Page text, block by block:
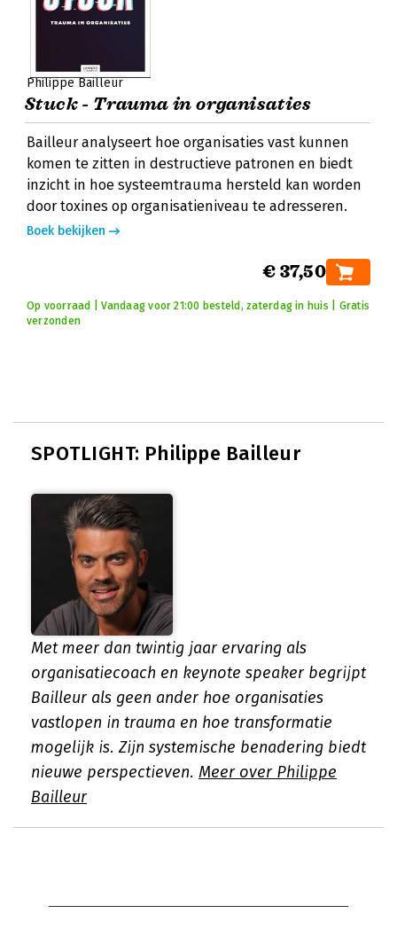
Philippe Bailleur
Stuck - Trauma in organisaties
Bailleur analyseert hoe organisaties vast kunnen
komen te zitten in destructieve patronen en biedt
inzicht in hoe systeemtrauma hersteld kan worden
door toxines op organisatieniveau te adresseren.
Boek bekijken
€ 37,50
Op voorraad | Vandaag voor 21:00 besteld, zaterdag in huis | Gratis
verzonden
SPOTLIGHT: Philippe Bailleur
Met meer dan twintig jaar ervaring als
organisatiecoach en keynote speaker begrijpt
Bailleur als geen ander hoe organisaties
vastlopen in trauma en hoe transformatie
mogelijk is. Zijn systemische benadering biedt
nieuwe perspectieven. Meer over Philippe
Bailleur